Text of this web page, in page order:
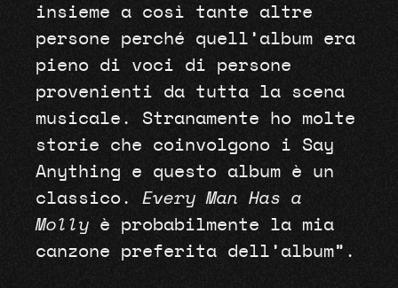
insieme a così tante altre
persone perché quell’album era
pieno di voci di persone
provenienti da tutta la scena
musicale. Stranamente ho molte
storie che coinvolgono i Say
Anything e questo album è un
classico. Every Man Has a
Mollyè probabilmente la mia
canzone preferita dell’album”.